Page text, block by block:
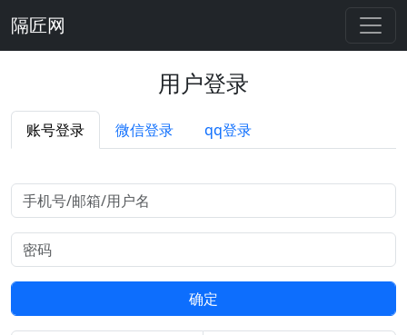
隔匠网
用户登录
账号登录 微信登录 qq登录
确定